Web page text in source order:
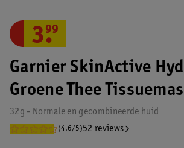
Garnier SkinActive
Groene Thee
32g - Normale en gecombineerde huid
(4.6/5)52 reviews
3.
99